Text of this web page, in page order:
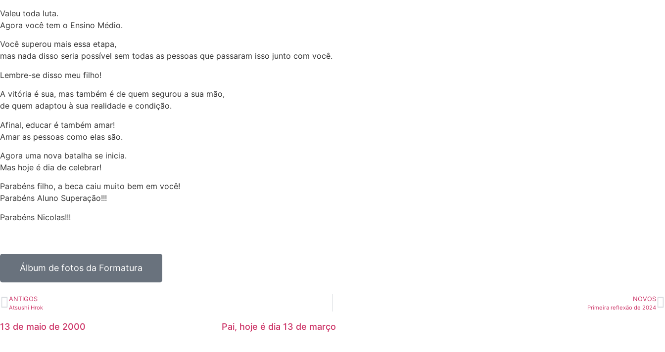
Valeu toda luta.
Agora você tem o Ensino Médio.
Você superou mais essa etapa,
mas nada disso seria possível sem todas as pessoas que passaram isso junto com você.
Lembre-se disso meu filho!
A vitória é sua, mas também é de quem segurou a sua mão,
de quem adaptou à sua realidade e condição.
Afinal, educar é também amar!
Amar as pessoas como elas são.
Agora uma nova batalha se inicia.
Mas hoje é dia de celebrar!
Parabéns filho, a beca caiu muito bem em você!
Parabéns Aluno Superação!!!
Parabéns Nicolas!!!
Álbum de fotos da Formatura
ANTIGOS
Atsushi Hrok
NOVOS
Primeira reflexão de 2024
13 de maio de 2000 Pai, hoje é dia 13 de março